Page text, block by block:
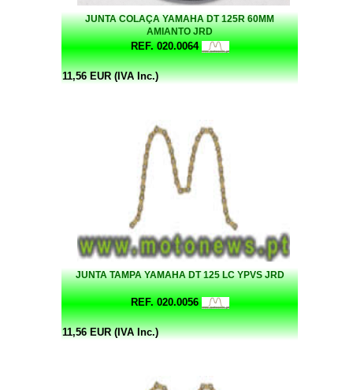
JUNTA COLAÇA YAMAHA DT 125R 60MM
AMIANTO JRD
REF. 020.0064
11,56 EUR (IVA Inc.)
JUNTA TAMPA YAMAHA DT 125 LC YPVS JRD
REF. 020.0056
11,56 EUR (IVA Inc.)